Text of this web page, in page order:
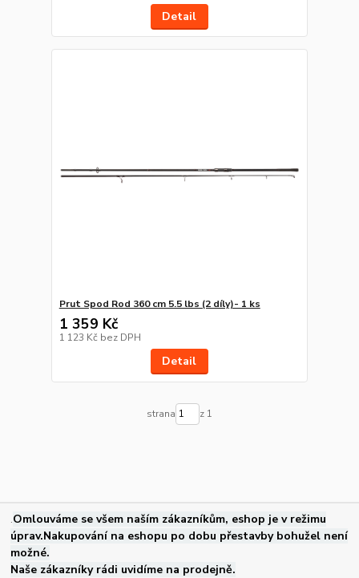
Detail
Prut Spod Rod 360 cm 5.5 lbs (2 díly)- 1 ks
1 359 Kč
1 123 Kč bez DPH
Detail
strana z 1
.Omlouváme se všem naším zákazníkům, eshop je v režimu
úprav.Nakupování na eshopu po dobu přestavby bohužel není
možné.
Naše zákazníky rádi uvidíme na prodejně.